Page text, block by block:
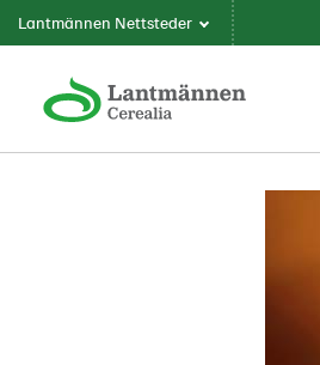
Lantmännen Nettsteder